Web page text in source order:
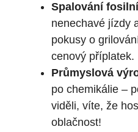
Spalování
nenechavé jízdy
pokusy o
cenový příplatek.
Průmyslová
po chemikálie –
viděli, víte, že
oblačnost!